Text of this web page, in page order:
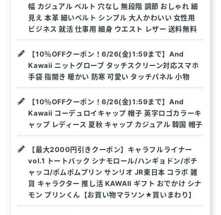
幅 カジュアル ベルト 穴なし 無段階 調節 おしゃれ 細
見え 本革 細いベルト シンプル 大人かわいい 女性用
ビジネス 就活 仕事用 細身 ウエスト レザー 送料無料
【10％OFFクーポン！6/26(金)1:59まで】And
Kawaii ニットグローブ タッチスクリーン対応スマホ
手袋 指開き 暖かい 防寒 可愛い タッチパネル 小物
【10％OFFクーポン！6/26(金)1:59まで】And
Kawaii コーデュロイキャップ 帽子 英字ロゴカラーキ
ャップ レディース 夏秋 キャップ カジュアル 韓国 帽子
【最大2000円引きクーポン】キャラフルライナー
vol.1 トートバック シナモロール/ハンギョドン/ポチ
ャッコ/ポムポムプリン サンリオ JR東日本 コラボ 雑
貨 キャラクター 推し活 KAWAII ギフト おでかけ シナ
モン プリンくん【お買い物マラソン★買いまわり】